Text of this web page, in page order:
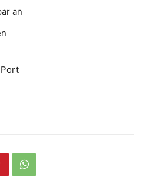
an
Port